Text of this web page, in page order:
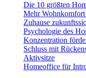
Die 10 größten
Mehr
Zuhause
Psychologie des
Konzentration
Schluss mit
Aktivsitze
Homeoffice für